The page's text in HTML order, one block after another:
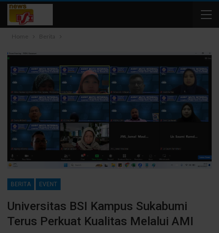
Home Berita
BERITA EVENT
Universitas BSI Kampus Sukabumi
Terus Perkuat Kualitas Melalui AMI